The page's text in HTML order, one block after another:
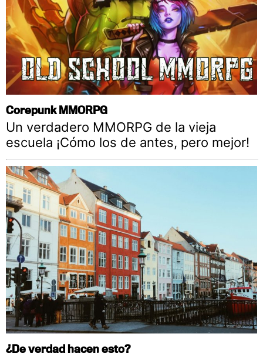
Corepunk MMORPG
Un verdadero MMORPG de la vieja
escuela ¡Cómo los de antes, pero mejor!
¿De verdad hacen esto?